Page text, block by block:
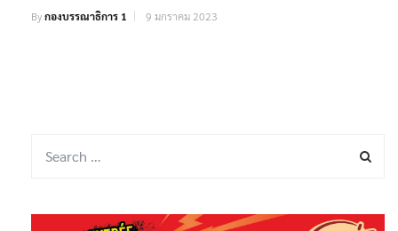
Byกองบรรณาธิการ 1 9 มกราคม 2023